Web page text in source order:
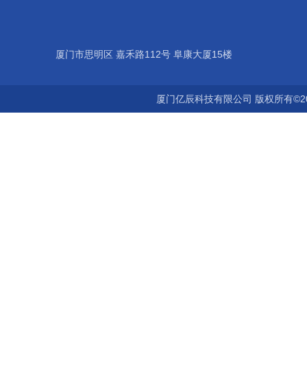
厦门市思明区 嘉禾路112号 阜康大厦15楼
厦门亿辰科技有限公司 版权所有